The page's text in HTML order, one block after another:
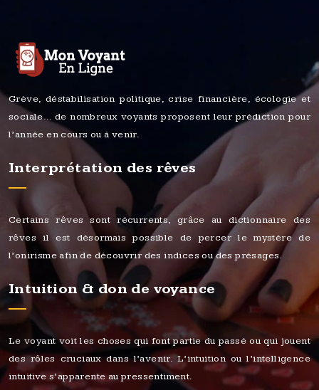
Grève, déstabilisation politique, crise financière, écologie et
sociale… de nombreux voyants proposent leur prédiction pour
l’année en cours ou à venir.
Interprétation des rêves
Certains rêves sont récurrents, grâce au dictionnaire des
rêves il est désormais possible de percer le mystère de
l’onirisme afin de découvrir des indices ou des présages.
Intuition & don de voyance
Le voyant voit les choses qui font partie du passé ou qui jouent
des rôles cruciaux dans l’avenir. L’intuition ou l’intelligence
intuitive s’apparente au pressentiment.